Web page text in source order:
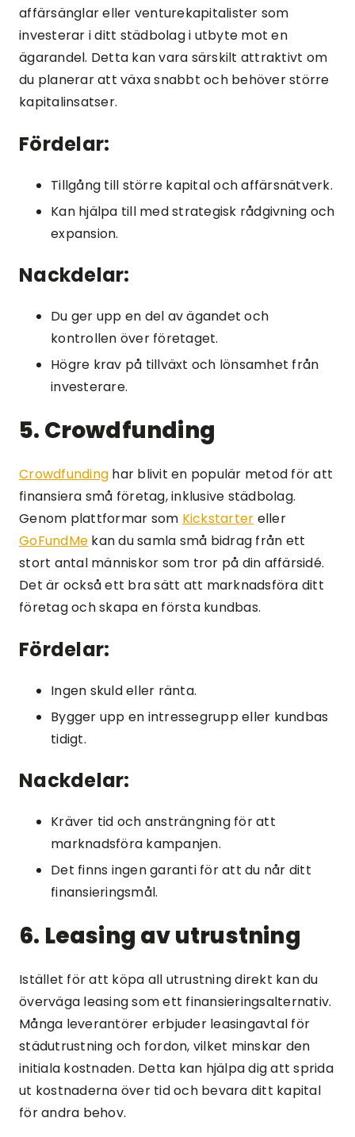
affärsänglar eller venturekapitalister som
investerar i ditt städbolag i utbyte mot en
ägarandel. Detta kan vara särskilt attraktivt om
du planerar att växa snabbt och behöver större
kapitalinsatser.
Fördelar:
Tillgång till större kapital och affärsnätverk.
Kan hjälpa till med strategisk rådgivning och
expansion.
Nackdelar:
Du ger upp en del av ägandet och
kontrollen över företaget.
Högre krav på tillväxt och lönsamhet från
investerare.
5. Crowdfunding
Crowdfunding har blivit en populär metod för att
finansiera små företag, inklusive städbolag.
Genom plattformar som Kickstarter eller
GoFundMe kan du samla små bidrag från ett
stort antal människor som tror på din affärsidé.
Det är också ett bra sätt att marknadsföra ditt
företag och skapa en första kundbas.
Fördelar:
Ingen skuld eller ränta.
Bygger upp en intressegrupp eller kundbas
tidigt.
Nackdelar:
Kräver tid och ansträngning för att
marknadsföra kampanjen.
Det finns ingen garanti för att du når ditt
finansieringsmål.
6. Leasing av utrustning
Istället för att köpa all utrustning direkt kan du
överväga leasing som ett finansieringsalternativ.
Många leverantörer erbjuder leasingavtal för
städutrustning och fordon, vilket minskar den
initiala kostnaden. Detta kan hjälpa dig att sprida
ut kostnaderna över tid och bevara ditt kapital
för andra behov.